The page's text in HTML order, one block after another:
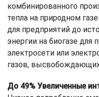
комбинированного
тепла на природном
для предприятий до
энергии на биогазе
электросети или
газов,
До 49% Увеличенные